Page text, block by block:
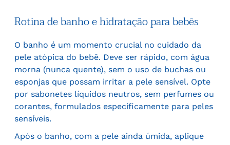
Rotina de banho e hidratação para bebês
O banho é um momento crucial no cuidado da
pele atópica do bebê. Deve ser rápido, com água
morna (nunca quente), sem o uso de buchas ou
esponjas que possam irritar a pele sensível. Opte
por sabonetes líquidos neutros, sem perfumes ou
corantes, formulados especificamente para peles
sensíveis.
Após o banho, com a pele ainda úmida, aplique